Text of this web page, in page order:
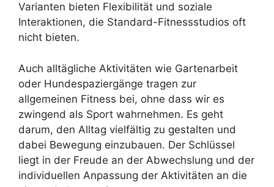
Varianten bieten Flexibilität und soziale
Interaktionen, die Standard-Fitnessstudios oft
nicht bieten.
Auch alltägliche Aktivitäten wie Gartenarbeit
oder Hundespaziergänge tragen zur
allgemeinen Fitness bei, ohne dass wir es
zwingend als Sport wahrnehmen. Es geht
darum, den Alltag vielfältig zu gestalten und
dabei Bewegung einzubauen. Der Schlüssel
liegt in der Freude an der Abwechslung und der
individuellen Anpassung der Aktivitäten an die